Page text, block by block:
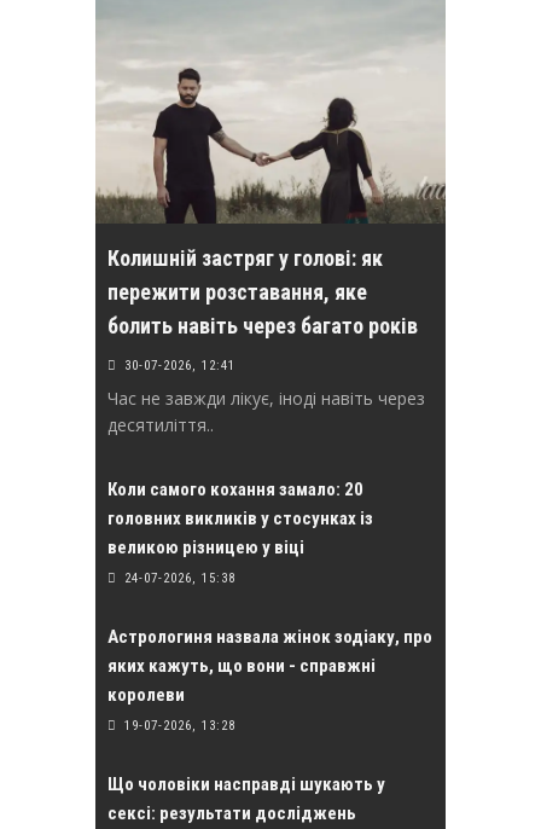
Колишній застряг у голові: як
пережити розставання, яке
болить навіть через багато років
30-07-2026, 12:41
Час не завжди лікує, іноді навіть через
десятиліття..
Коли самого кохання замало: 20
головних викликів у стосунках із
великою різницею у віці
24-07-2026, 15:38
Астрологиня назвала жінок зодіаку, про
яких кажуть, що вони - справжні
королеви
19-07-2026, 13:28
Що чоловіки насправді шукають у
сексі: результати досліджень